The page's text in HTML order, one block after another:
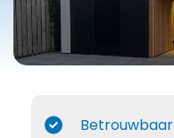
Betrouwbaar
Nieuwbouw
Dakkapellen